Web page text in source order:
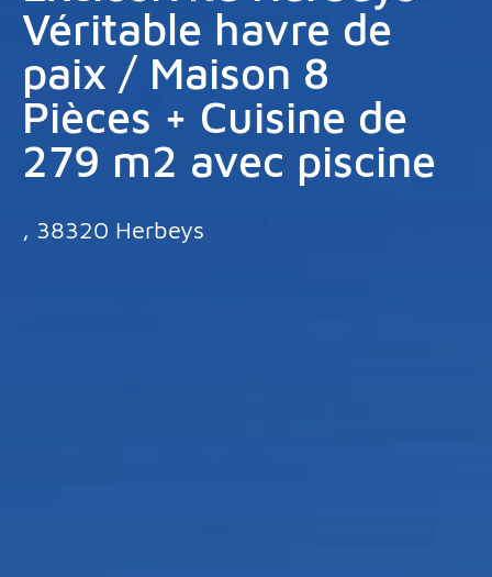
Véritable havre de
paix / Maison 8
Pièces + Cuisine de
279 m2 avec piscine
, 38320 Herbeys